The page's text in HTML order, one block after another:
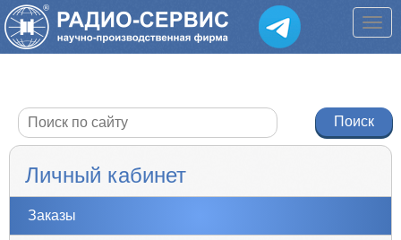
Личный кабинет
Заказы